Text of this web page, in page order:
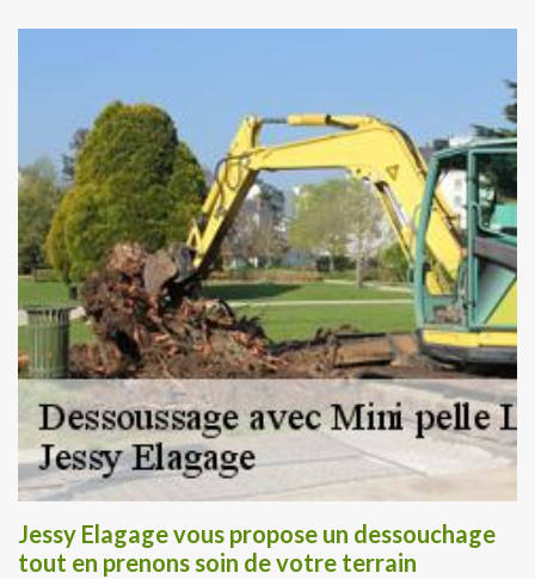
Jessy Elagage vous propose un dessouchage
tout en prenons soin de votre terrain